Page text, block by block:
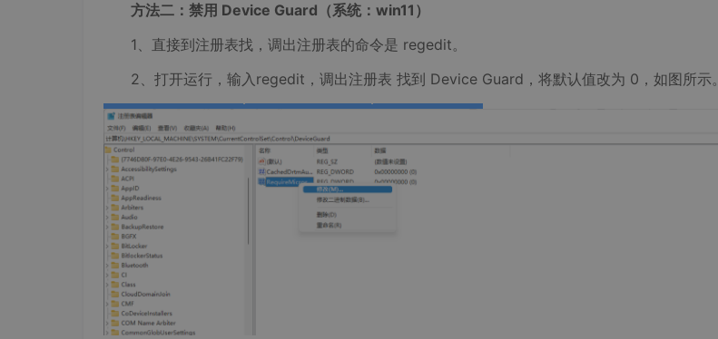
方法二：禁用 Device Guard（系统：win11）
1、直接到注册表找，调出注册表的命令是 regedit。
2、打开运行，输入regedit，调出注册表 找到 Device Guard，将默认值改为 0，如图所示。